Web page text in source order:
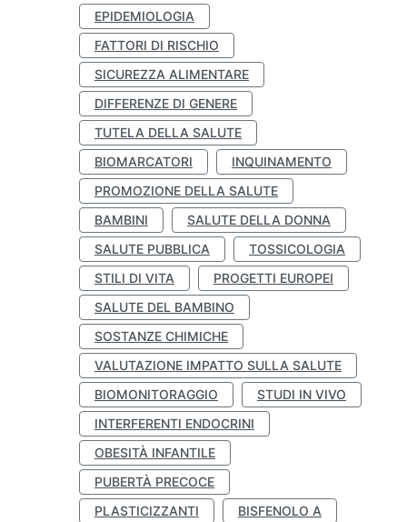
EPIDEMIOLOGIA
FATTORI DI RISCHIO
SICUREZZA ALIMENTARE
DIFFERENZE DI GENERE
TUTELA DELLA SALUTE
BIOMARCATORI
INQUINAMENTO
PROMOZIONE DELLA SALUTE
BAMBINI
SALUTE DELLA DONNA
SALUTE PUBBLICA
TOSSICOLOGIA
STILI DI VITA
PROGETTI EUROPEI
SALUTE DEL BAMBINO
SOSTANZE CHIMICHE
VALUTAZIONE IMPATTO SULLA SALUTE
BIOMONITORAGGIO
STUDI IN VIVO
INTERFERENTI ENDOCRINI
OBESITÀ INFANTILE
PUBERTÀ PRECOCE
PLASTICIZZANTI
BISFENOLO A